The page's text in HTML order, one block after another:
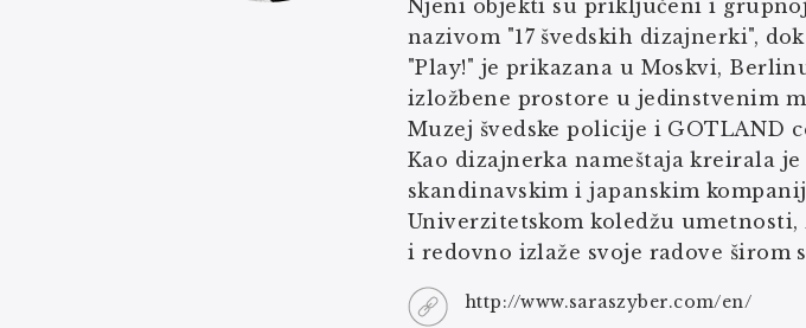
Njeni objekti su priključeni i
nazivom "17 švedskih dizajnerki",
"Play!" je prikazana u Moskvi,
izložbene prostore u jedinstvenim
Muzej švedske policije i GOTLAND
Kao dizajnerka nameštaja kreirala
skandinavskim i japanskim
Univerzitetskom koledžu
i redovno izlaže svoje radove širom
http://www.saraszyber.com/en/